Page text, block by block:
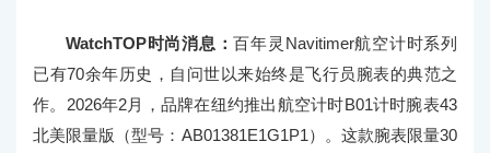
WatchTOP时尚消息：百年灵Navitimer航空计时系列
已有70余年历史，自问世以来始终是飞行员腕表的典范之
作。2026年2月，品牌在纽约推出航空计时B01计时腕表43
北美限量版（型号：AB01381E1G1P1）。这款腕表限量30